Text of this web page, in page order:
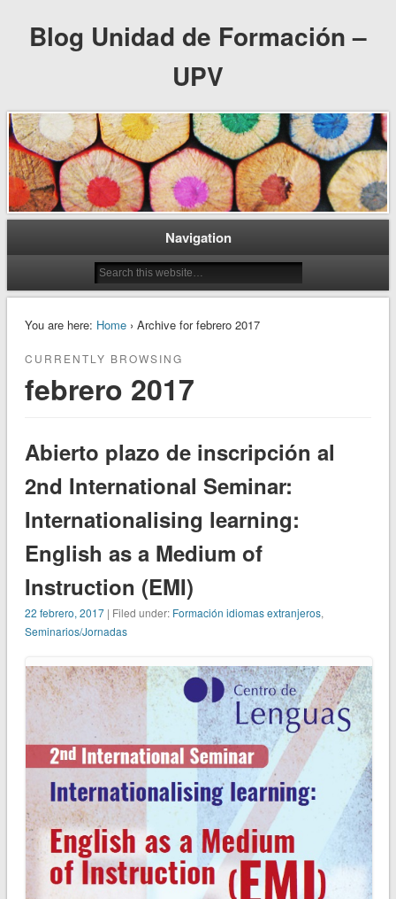
Blog Unidad de Formación –
UPV
Navigation
You are here: Home› Archive for febrero 2017
CURRENTLY BROWSING
febrero 2017
Abierto plazo de inscripción al
2nd International Seminar:
Internationalising learning:
English as a Medium of
Instruction (EMI)
22 febrero, 2017| Filed under: Formación idiomas extranjeros,
Seminarios/Jornadas